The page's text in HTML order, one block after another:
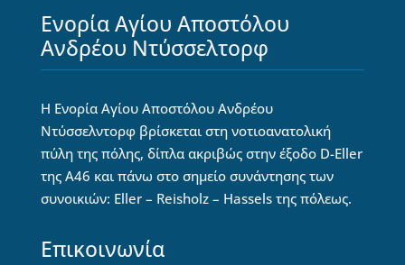
Ενορία Αγίου Αποστόλου
Ανδρέου Ντύσσελτορφ
Η Ενορία Αγίου Αποστόλου Ανδρέου
Ντύσσελντορφ βρίσκεται στη νοτιοανατολική
πύλη της πόλης, δίπλα ακριβώς στην έξοδο D-Eller
της Α46 και πάνω στο σημείο συνάντησης των
συνοικιών: Eller – Reisholz – Hassels της πόλεως.
Επικοινωνία